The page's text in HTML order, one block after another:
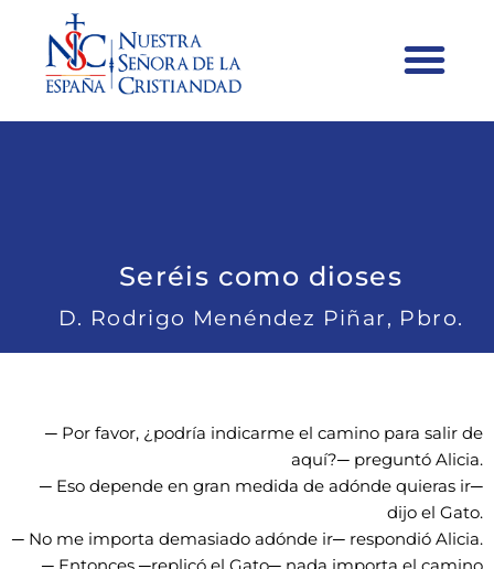
Seréis como dioses
D. Rodrigo Menéndez Piñar, Pbro.
─ Por favor, ¿podría indicarme el camino para salir de
aquí?─ preguntó Alicia.
─ Eso depende en gran medida de adónde quieras ir─
dijo el Gato.
─ No me importa demasiado adónde ir─ respondió Alicia.